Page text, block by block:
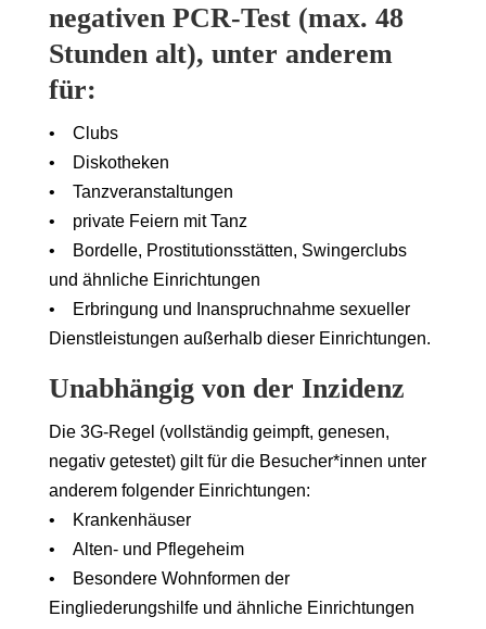
negativen PCR-Test (max. 48
Stunden alt), unter anderem
für:
• Clubs
• Diskotheken
• Tanzveranstaltungen
• private Feiern mit Tanz
• Bordelle, Prostitutionsstätten, Swingerclubs
und ähnliche Einrichtungen
• Erbringung und Inanspruchnahme sexueller
Dienstleistungen außerhalb dieser Einrichtungen.
Unabhängig von der Inzidenz
Die 3G-Regel (vollständig geimpft, genesen,
negativ getestet) gilt für die Besucher*innen unter
anderem folgender Einrichtungen:
• Krankenhäuser
• Alten- und Pflegeheim
• Besondere Wohnformen der
Eingliederungshilfe und ähnliche Einrichtungen